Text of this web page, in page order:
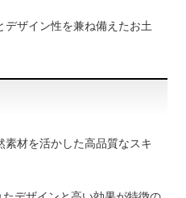
デザイン性を兼ね備えたお土
素材を活かした高品質なスキ